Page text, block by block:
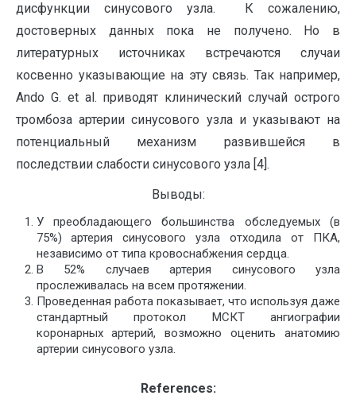
дисфункции синусового узла. К сожалению,
достоверных данных пока не получено. Но в
литературных источниках встречаются случаи
косвенно указывающие на эту связь. Так например,
Ando G. et al. приводят клинический случай острого
тромбоза артерии синусового узла и указывают на
потенциальный механизм развившейся в
последствии слабости синусового узла [4].
Выводы:
У преобладающего большинства обследуемых (в
75%) артерия синусового узла отходила от ПКА,
независимо от типа кровоснабжения сердца.
В 52% случаев артерия синусового узла
прослеживалась на всем протяжении.
Проведенная работа показывает, что используя даже
стандартный протокол МСКТ ангиографии
коронарных артерий, возможно оценить анатомию
артерии синусового узла.
References: